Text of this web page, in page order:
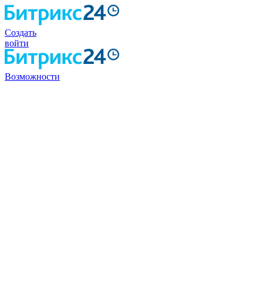
Создать
войти
Возможности